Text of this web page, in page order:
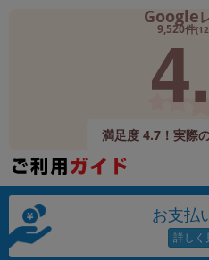
Google
9,520件
満足度 4.7！実際
お支払